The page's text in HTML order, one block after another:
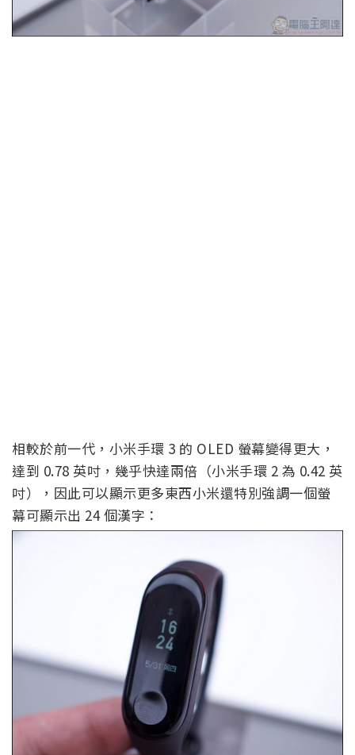
相較於前一代，小米手環 3 的 OLED 螢幕變得更大，
達到 0.78 英吋，幾乎快達兩倍（小米手環 2 為 0.42 英
吋），因此可以顯示更多東西小米還特別強調一個螢
幕可顯示出 24 個漢字：